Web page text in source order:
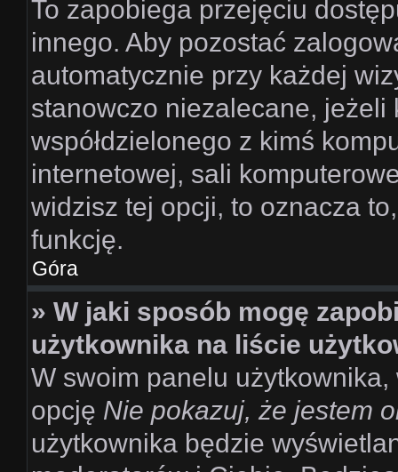
To zapobiega przejęciu
innego. Aby pozostać
automatycznie przy każdej
stanowczo niezalecane, jeżeli
współdzielonego z kimś
internetowej, sali
widzisz tej opcji, to oznacza
funkcję.
Góra
» W jaki sposób mogę
użytkownika na liście
W swoim panelu użytkownika,
opcję Nie pokazuj, że jestem
użytkownika będzie